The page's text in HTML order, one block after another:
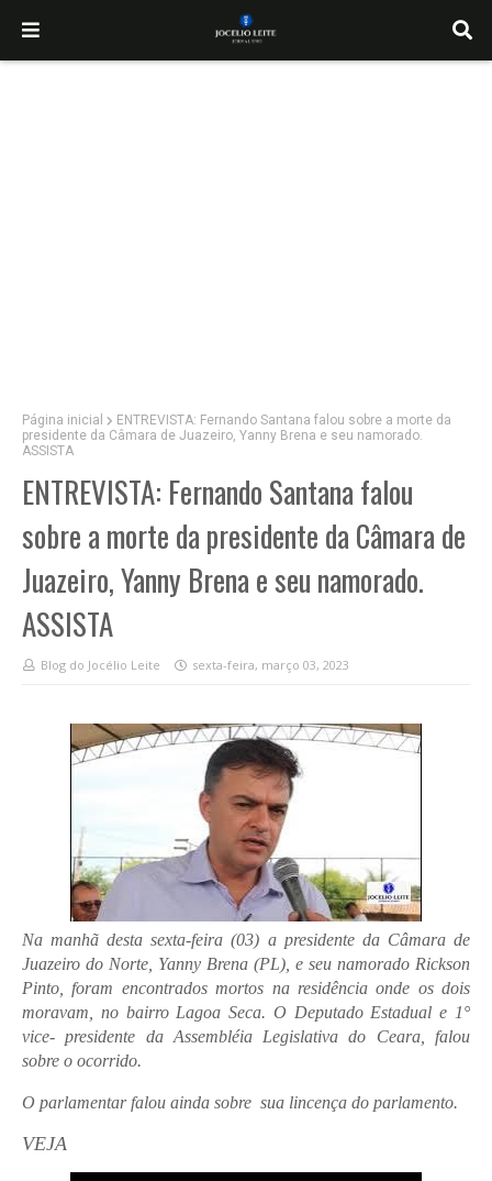
Página inicial
ENTREVISTA: Fernando Santana falou sobre a morte da
presidente da Câmara de Juazeiro, Yanny Brena e seu namorado.
ASSISTA
ENTREVISTA: Fernando Santana falou
sobre a morte da presidente da Câmara de
Juazeiro, Yanny Brena e seu namorado.
ASSISTA
Blog do Jocélio Leite sexta-feira, março 03, 2023
Na manhã desta sexta-feira (03) a presidente da Câmara de
Juazeiro do Norte, Yanny Brena (PL), e seu namorado Rickson
Pinto, foram encontrados mortos na residência onde os dois
moravam, no bairro Lagoa Seca. O Deputado Estadual e 1°
vice- presidente da Assembléia Legislativa do Ceara, falou
sobre o ocorrido.
O parlamentar falou ainda sobre sua lincença do parlamento.
VEJA